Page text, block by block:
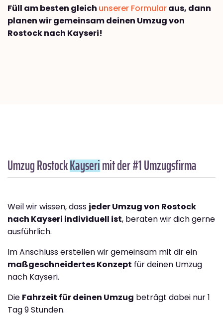
Füll am besten gleich unserer Formularaus, dann
planen wir gemeinsam deinen Umzug von
Rostock nach Kayseri!
Umzug RostockKayserimit der #1 Umzugsfirma
Weil wir wissen, dass jeder Umzug von Rostock
nach Kayseri individuell ist, beraten wir dich gerne
ausführlich.
Im Anschluss erstellen wir gemeinsam mit dir ein
maßgeschneidertes Konzept für deinen Umzug
nach Kayseri.
Die Fahrzeit für deinen Umzug beträgt dabei nur 1
Tag 9 Stunden.